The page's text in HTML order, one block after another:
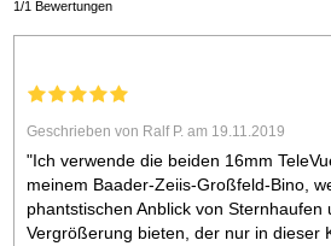
1/1 Bewertungen
Geschrieben von Ralf P. am 19.11.2019
"Ich verwende die beiden 16mm
meinem Baader-Zeiis-Großfeld-Bino,
phantstischen Anblick von
Vergrößerung bieten, der nur in dieser